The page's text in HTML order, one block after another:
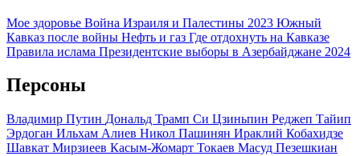
Мое здоровье Война Израиля и Палестины 2023 Южный
Кавказ после войны Нефть и газ Где отдохнуть на Кавказе
Правила ислама Президентские выборы в Азербайджане 2024
Персоны
Владимир Путин Дональд Трамп Си Цзиньпин Реджеп Тайип
Эрдоган Ильхам Алиев Никол Пашинян Ираклий Кобахидзе
Шавкат Мирзиеев Касым-Жомарт Токаев Масуд Пезешкиан